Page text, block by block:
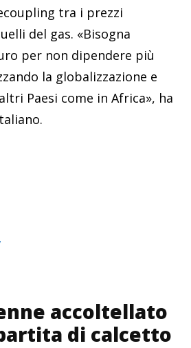
tra i prezzi
del gas. «Bisogna
per non dipendere più
la globalizzazione e
Paesi come in Africa», ha
accoltellato
di calcetto